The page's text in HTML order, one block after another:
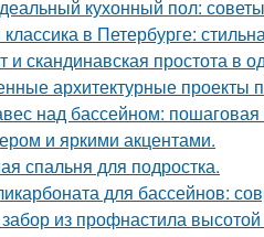
кухонный пол:
в Петербурге:
и скандинавская простота в
архитектурные проекты
над бассейном:
и яркими акцентами.
спальня для подростка.
для бассейнов:
забор из профнастила